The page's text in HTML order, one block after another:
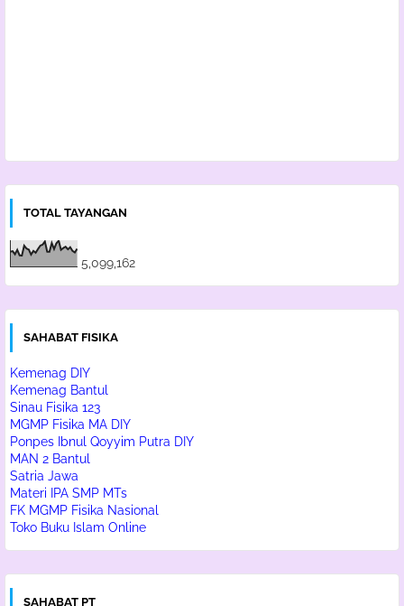
TOTAL TAYANGAN
5,099,162
SAHABAT FISIKA
Kemenag DIY
Kemenag Bantul
Sinau Fisika 123
MGMP Fisika MA DIY
Ponpes Ibnul Qoyyim Putra DIY
MAN 2 Bantul
Satria Jawa
Materi IPA SMP MTs
FK MGMP Fisika Nasional
Toko Buku Islam Online
SAHABAT PT